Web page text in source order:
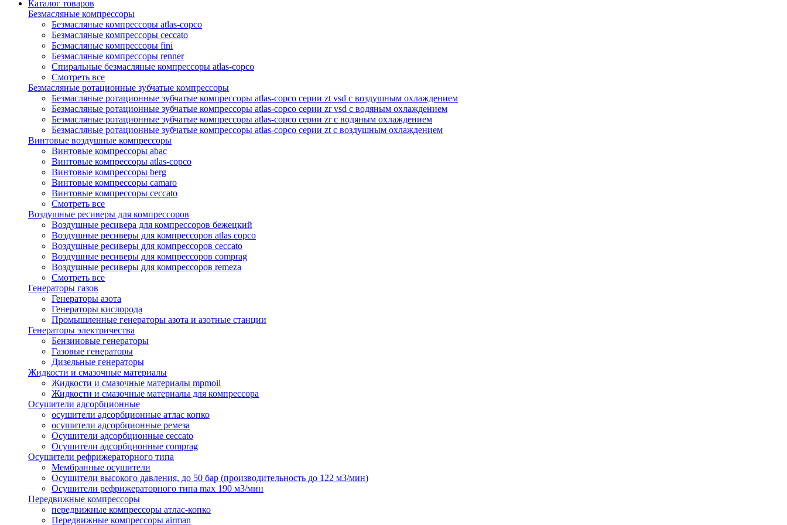
Каталог товаров
Безмасляные компрессоры
Безмасляные компрессоры atlas-copco
Безмасляные компрессоры ceccato
Безмасляные компрессоры fini
Безмасляные компрессоры renner
Спиральные безмасляные компрессоры atlas-copco
Смотреть все
Безмасляные ротационные зубчатые компрессоры
Безмасляные ротационные зубчатые компрессоры atlas-copco серии zt vsd с воздушным охлаждением
Безмасляные ротационные зубчатые компрессоры atlas-copco серии zr vsd с водяным охлаждением
Безмасляные ротационные зубчатые компрессоры atlas-copco серии zr с водяным охлаждением
Безмасляные ротационные зубчатые компрессоры atlas-copco серии zt с воздушным охлаждением
Винтовые воздушные компрессоры
Винтовые компрессоры abac
Винтовые компрессоры atlas-copco
Винтовые компрессоры berg
Винтовые компрессоры camaro
Винтовые компрессоры ceccato
Смотреть все
Воздушные ресиверы для компрессоров
Воздушные ресивера для компрессоров бежецкий
Воздушные ресиверы для компрессоров atlas copco
Воздушные ресиверы для компрессоров ceccato
Воздушные ресиверы для компрессоров comprag
Воздушные ресиверы для компрессоров remeza
Смотреть все
Генераторы газов
Генераторы азота
Генераторы кислорода
Промышленные генераторы азота и азотные станции
Генераторы электричества
Бензиновые генераторы
Газовые генераторы
Дизельные генераторы
Жидкости и смазочные материалы
Жидкости и смазочные материалы mpmoil
Жидкости и смазочные материалы для компрессора
Осушители адсорбционные
осушители адсорбционные атлас копко
осушители адсорбционные ремеза
Осушители адсорбционные ceccato
Осушители адсорбционные comprag
Осушители рефрижераторного типа
Мембранные осушители
Осушители высокого давления, до 50 бар (производительность до 122 м3/мин)
Осушители рефрижераторного типа max 190 м3/мин
Передвижные компрессоры
передвижные компрессоры атлас-копко
Передвижные компрессоры airman